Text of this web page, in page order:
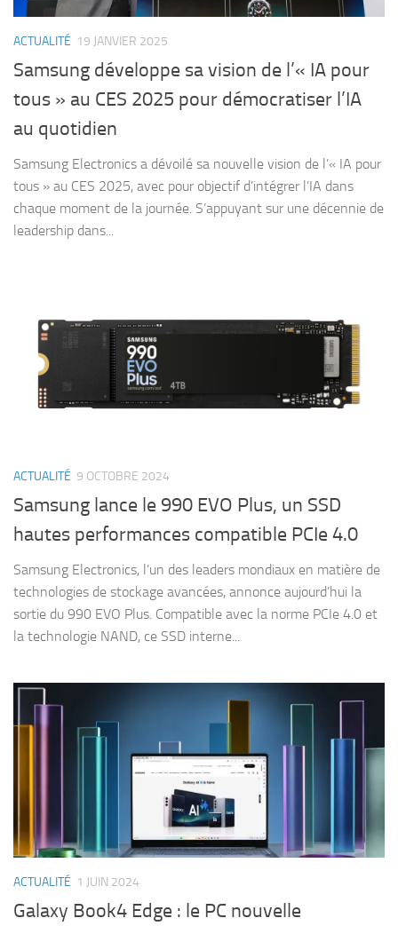
ACTUALITÉ 19 JANVIER 2025
Samsung développe sa vision de l’« IA pour
tous » au CES 2025 pour démocratiser l’IA
au quotidien
Samsung Electronics a dévoilé sa nouvelle vision de l’« IA pour
tous » au CES 2025, avec pour objectif d’intégrer l’IA dans
chaque moment de la journée. S’appuyant sur une décennie de
leadership dans...
ACTUALITÉ 9 OCTOBRE 2024
Samsung lance le 990 EVO Plus, un SSD
hautes performances compatible PCIe 4.0
Samsung Electronics, l’un des leaders mondiaux en matière de
technologies de stockage avancées, annonce aujourd’hui la
sortie du 990 EVO Plus. Compatible avec la norme PCIe 4.0 et
la technologie NAND, ce SSD interne...
ACTUALITÉ 1 JUIN 2024
Galaxy Book4 Edge : le PC nouvelle